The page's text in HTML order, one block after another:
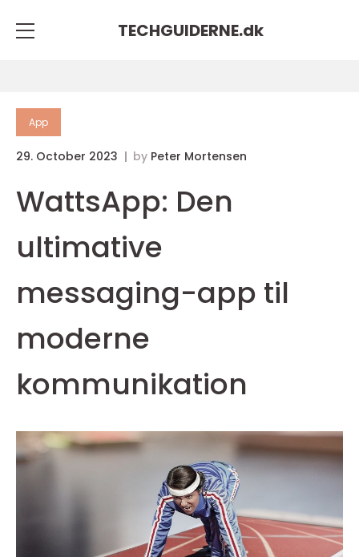
TECHGUIDERNE.dk
App
29. October 2023 by Peter Mortensen
WattsApp: Den
ultimative
messaging-app til
moderne
kommunikation